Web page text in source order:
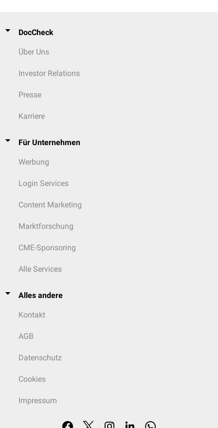
DocCheck
Über Uns
Investor Relations
Presse
Karriere
Für Unternehmen
Werbung
Login Services
Content Marketing
Marktforschung
CME-Sponsoring
Alle Services
Alles andere
Kontakt
AGB
Datenschutz
Cookies
Impressum